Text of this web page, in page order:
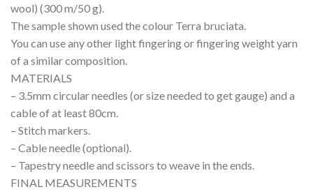
wool) (300 m/50 g).
The sample shown used the colour Terra bruciata.
You can use any other light fingering or fingering weight yarn
of a similar composition.
MATERIALS
– 3.5mm circular needles (or size needed to get gauge) and a
cable of at least 80cm.
– Stitch markers.
– Cable needle (optional).
– Tapestry needle and scissors to weave in the ends.
FINAL MEASUREMENTS